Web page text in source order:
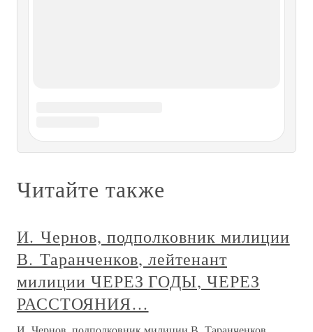
не узнаешь высоты неба…» Сюнь Цзы Наступил новый
день, похожий на предыдущий, хотя каждое утро,
не последним, не
ЧЕРЕЗ ГОРЫ ТАН-ЛА
ЧЕРЕЗ ГОРЫ ТАН-ЛА Неблагоприятные события не
заставили себя ждать. Еще до перевала Чюм-чюм
проводник несколько дней не переставал мрачно
твердить:— Худо впереди будет, все мы погибнем, лучше
теперь назад вернуться!А после перевала он прямо